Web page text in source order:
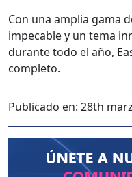
Con una amplia gama
impeca­ble y un tema
durante todo el año,
com­ple­to.
Publicado en: 28th